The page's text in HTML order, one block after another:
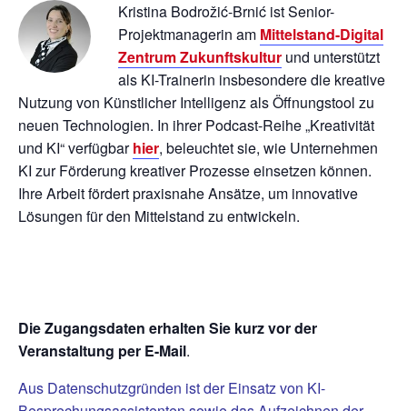
Kristina Bodrožić-Brnić ist Senior-
Projektmanagerin am Mittelstand-Digital
Zentrum Zukunftskultur und unterstützt
als KI-Trainerin insbesondere die kreative
Nutzung von Künstlicher Intelligenz als Öffnungstool zu
neuen Technologien. In ihrer Podcast-Reihe „Kreativität
und KI“ verfügbarhier, beleuchtet sie, wie Unternehmen
KI zur Förderung kreativer Prozesse einsetzen können.
Ihre Arbeit fördert praxisnahe Ansätze, um innovative
Lösungen für den Mittelstand zu entwickeln.
Die Zugangsdaten erhalten Sie kurz vor der
Veranstaltung per E-Mail.
Aus Datenschutzgründen ist der Einsatz von KI-